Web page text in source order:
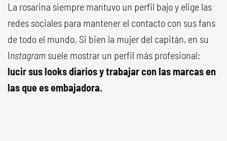
La rosarina siempre mantuvo un perfil bajo y elige las
redes sociales para mantener el contacto con sus fans
de todo el mundo. Si bien la mujer del capitán, en su
Instagram suele mostrar un perfil más profesional:
lucir sus looks diarios y trabajar con las marcas en
las que es embajadora.